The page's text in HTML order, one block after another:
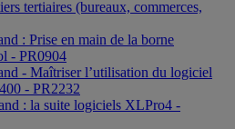
tertiaires (bureaux, commerces,
: Prise en main de la borne
- PR0904
- Maîtriser l’utilisation du logiciel
- PR2232
: la suite logiciels XLPro4 -